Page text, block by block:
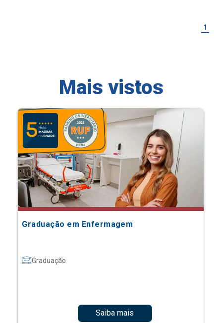
1
Mais vistos
Graduação em Enfermagem
Graduação
Saiba mais